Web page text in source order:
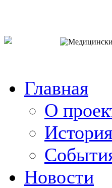
Главная
О
Новости